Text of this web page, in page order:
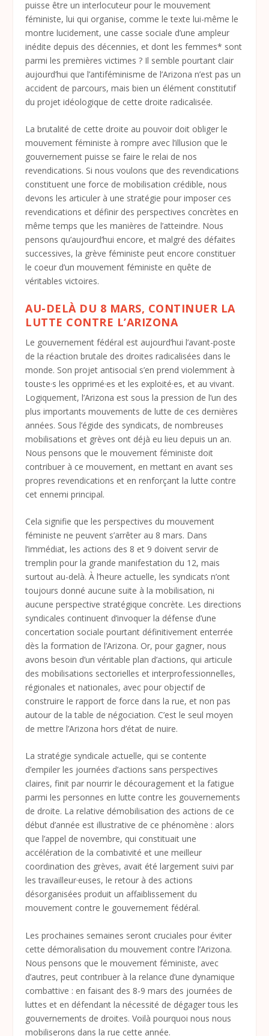
puisse être un interlocuteur pour le mouvement
féministe, lui qui organise, comme le texte lui-même le
montre lucidement, une casse sociale d’une ampleur
inédite depuis des décennies, et dont les femmes* sont
parmi les premières victimes ? Il semble pourtant clair
aujourd’hui que l’antiféminisme de l’Arizona n’est pas un
accident de parcours, mais bien un élément constitutif
du projet idéologique de cette droite radicalisée.
La brutalité de cette droite au pouvoir doit obliger le
mouvement féministe à rompre avec l’illusion que le
gouvernement puisse se faire le relai de nos
revendications. Si nous voulons que des revendications
constituent une force de mobilisation crédible, nous
devons les articuler à une stratégie pour imposer ces
revendications et définir des perspectives concrètes en
même temps que les manières de l’atteindre. Nous
pensons qu’aujourd’hui encore, et malgré des défaites
successives, la grève féministe peut encore constituer
le coeur d’un mouvement féministe en quête de
véritables victoires.
AU-DELÀ DU 8 MARS, CONTINUER LA
LUTTE CONTRE L’ARIZONA
Le gouvernement fédéral est aujourd’hui l’avant-poste
de la réaction brutale des droites radicalisées dans le
monde. Son projet antisocial s’en prend violemment à
touste·s les opprimé·es et les exploité·es, et au vivant.
Logiquement, l’Arizona est sous la pression de l’un des
plus importants mouvements de lutte de ces dernières
années. Sous l’égide des syndicats, de nombreuses
mobilisations et grèves ont déjà eu lieu depuis un an.
Nous pensons que le mouvement féministe doit
contribuer à ce mouvement, en mettant en avant ses
propres revendications et en renforçant la lutte contre
cet ennemi principal.
Cela signifie que les perspectives du mouvement
féministe ne peuvent s’arrêter au 8 mars. Dans
l’immédiat, les actions des 8 et 9 doivent servir de
tremplin pour la grande manifestation du 12, mais
surtout au-delà. À l’heure actuelle, les syndicats n’ont
toujours donné aucune suite à la mobilisation, ni
aucune perspective stratégique concrète. Les directions
syndicales continuent d’invoquer la défense d’une
concertation sociale pourtant définitivement enterrée
dès la formation de l’Arizona. Or, pour gagner, nous
avons besoin d’un véritable plan d’actions, qui articule
des mobilisations sectorielles et interprofessionnelles,
régionales et nationales, avec pour objectif de
construire le rapport de force dans la rue, et non pas
autour de la table de négociation. C’est le seul moyen
de mettre l’Arizona hors d’état de nuire.
La stratégie syndicale actuelle, qui se contente
d’empiler les journées d’actions sans perspectives
claires, finit par nourrir le découragement et la fatigue
parmi les personnes en lutte contre les gouvernements
de droite. La relative démobilisation des actions de ce
début d’année est illustrative de ce phénomène : alors
que l’appel de novembre, qui constituait une
accélération de la combativité et une meilleur
coordination des grèves, avait été largement suivi par
les travailleur·euses, le retour à des actions
désorganisées produit un affaiblissement du
mouvement contre le gouvernement fédéral.
Les prochaines semaines seront cruciales pour éviter
cette démoralisation du mouvement contre l’Arizona.
Nous pensons que le mouvement féministe, avec
d’autres, peut contribuer à la relance d’une dynamique
combattive : en faisant des 8-9 mars des journées de
luttes et en défendant la nécessité de dégager tous les
gouvernements de droites. Voilà pourquoi nous nous
mobiliserons dans la rue cette année.